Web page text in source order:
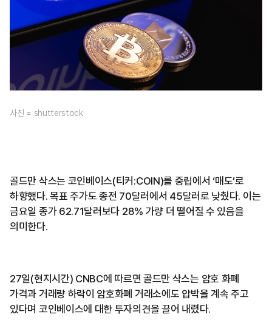
사진 = shutterstock
골드만 삭스는 코인베이스(티커:COIN)를 중립에서 ‘매도’로
하향했다. 목표 주가도 종전 70달러에서 45달러로 낮췄다. 이는
금요일 종가 62.71달러보다 28% 가량 더 떨어질 수 있음을
의미한다.
27일(현지시간) CNBC에 따르면 골드만 삭스는 암호 화폐
가격과 거래량 하락이 암호화폐 거래소에도 압박을 계속 주고
있다며 코인베이스에 대한 투자의견을 끌어 내렸다.